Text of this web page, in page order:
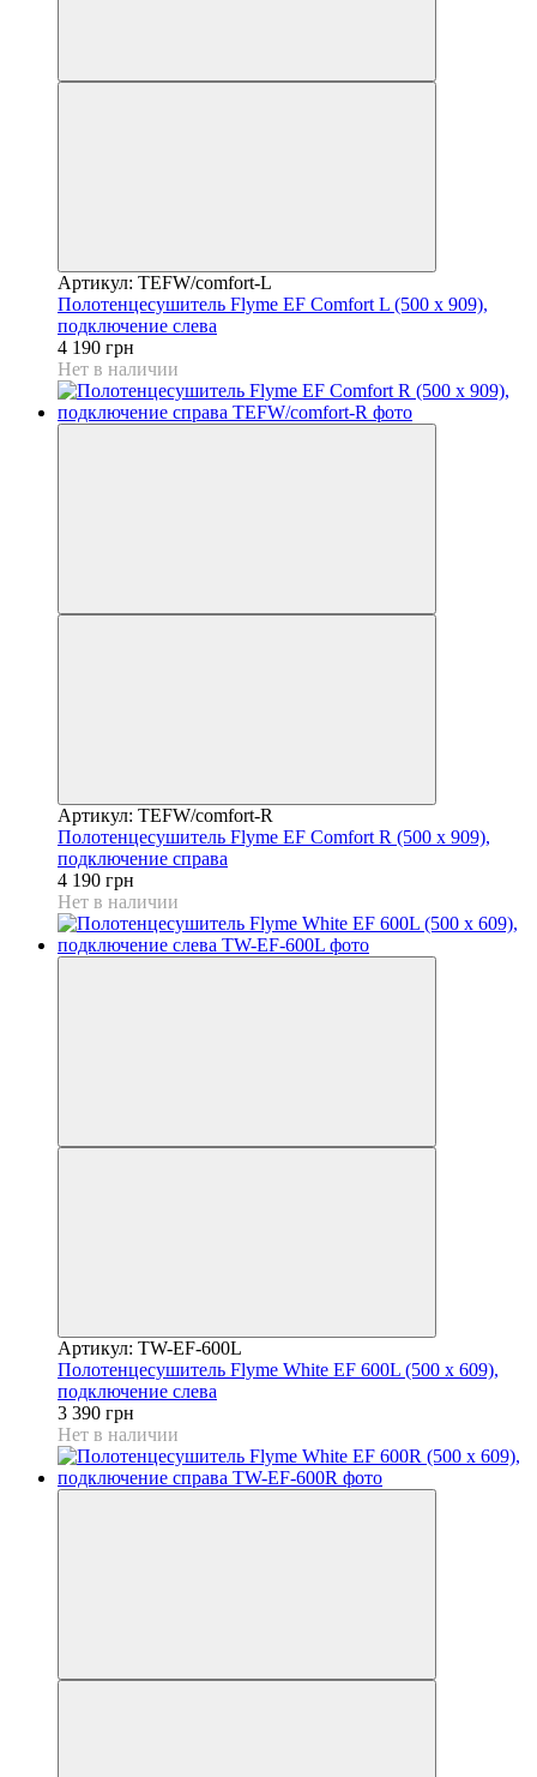
Артикул: TEFW/comfort-L
Полотенцесушитель Flyme EF Comfort L (500 х 909),
подключение слева
4 190 грн
Нет в наличии
Артикул: TEFW/comfort-R
Полотенцесушитель Flyme EF Comfort R (500 х 909),
подключение справа
4 190 грн
Нет в наличии
Артикул: TW-EF-600L
Полотенцесушитель Flyme White EF 600L (500 х 609),
подключение слева
3 390 грн
Нет в наличии